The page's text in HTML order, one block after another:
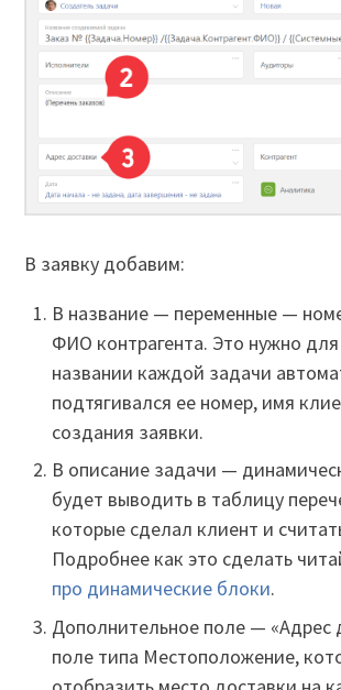
В заявку добавим:
В название — переменные —
ФИО контрагента. Это нужно
названии каждой задачи
подтягивался ее номер, имя
создания заявки.
В описание задачи —
будет выводить в таблицу
которые сделал клиент и
Подробнее как это сделать
про динамические блоки.
Дополнительное поле — «Адрес
поле типа Местоположение,